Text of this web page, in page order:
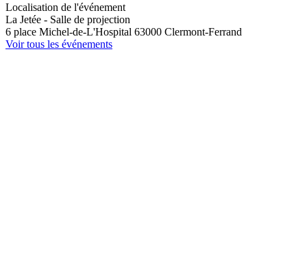
Localisation de l'événement
La Jetée - Salle de projection
6 place Michel-de-L'Hospital 63000 Clermont-Ferrand
Voir tous les événements